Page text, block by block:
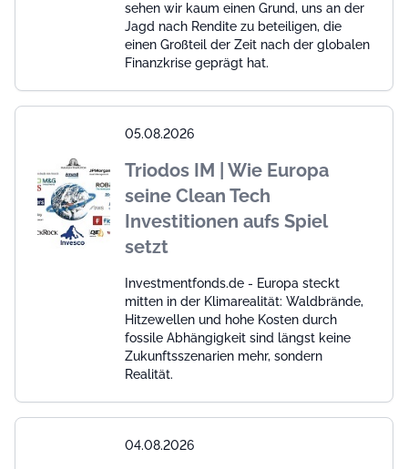
sehen wir kaum einen Grund, uns an der
Jagd nach Rendite zu beteiligen, die
einen Großteil der Zeit nach der globalen
Finanzkrise geprägt hat.
05.08.2026
Triodos IM | Wie Europa
seine Clean Tech
Investitionen aufs Spiel
setzt
Investmentfonds.de - Europa steckt
mitten in der Klimarealität: Waldbrände,
Hitzewellen und hohe Kosten durch
fossile Abhängigkeit sind längst keine
Zukunftsszenarien mehr, sondern
Realität.
04.08.2026